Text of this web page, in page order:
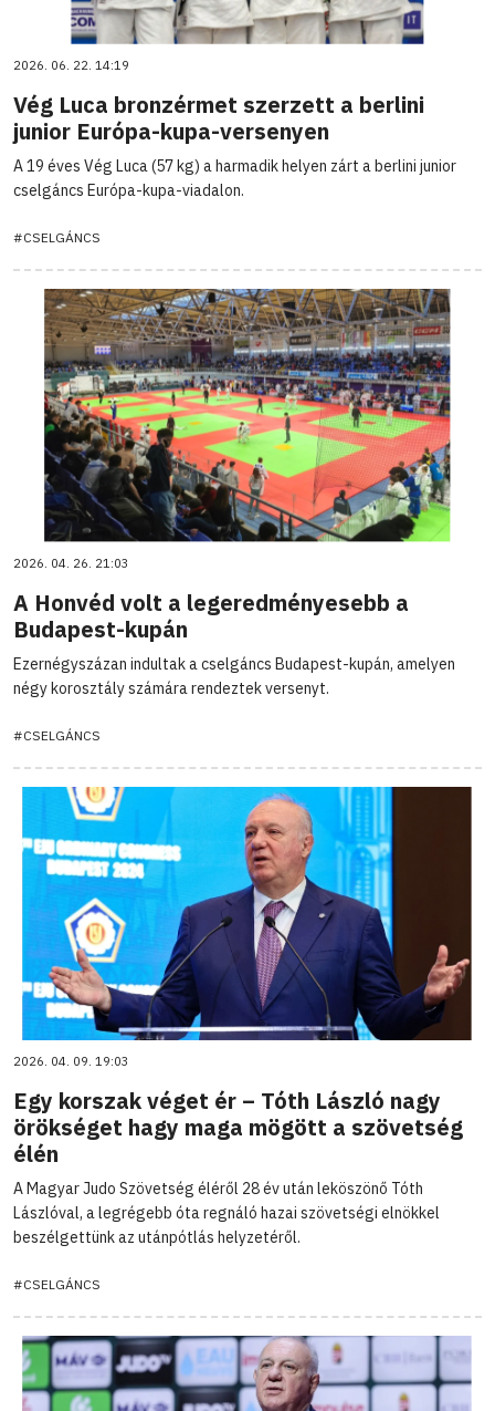
2026. 06. 22. 14:19
Vég Luca bronzérmet szerzett a berlini
junior Európa-kupa-versenyen
A 19 éves Vég Luca (57 kg) a harmadik helyen zárt a berlini junior
cselgáncs Európa-kupa-viadalon.
#CSELGÁNCS
2026. 04. 26. 21:03
A Honvéd volt a legeredményesebb a
Budapest-kupán
Ezernégyszázan indultak a cselgáncs Budapest-kupán, amelyen
négy korosztály számára rendeztek versenyt.
#CSELGÁNCS
2026. 04. 09. 19:03
Egy korszak véget ér – Tóth László nagy
örökséget hagy maga mögött a szövetség
élén
A Magyar Judo Szövetség éléről 28 év után leköszönő Tóth
Lászlóval, a legrégebb óta regnáló hazai szövetségi elnökkel
beszélgettünk az utánpótlás helyzetéről.
#CSELGÁNCS